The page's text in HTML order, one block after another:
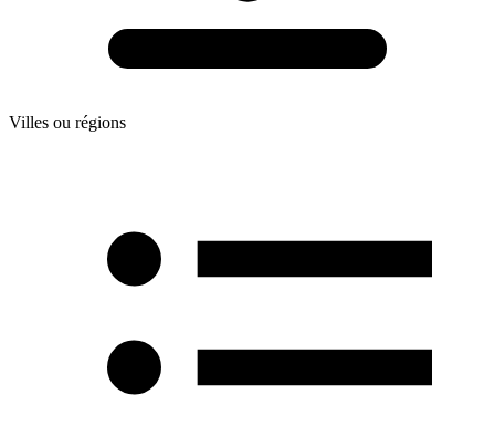
Villes ou régions